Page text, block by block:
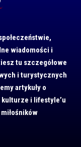
wiadomości i
tu szczegółowe
i turystycznych
artykuły o
i lifestyle’u